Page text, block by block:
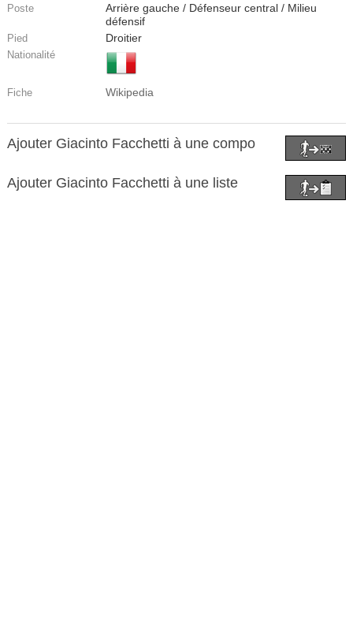
Poste
Arrière gauche / Défenseur central / Milieu
défensif
Pied Droitier
Nationalité
Fiche Wikipedia
Ajouter Giacinto Facchetti à une compo
Ajouter Giacinto Facchetti à une liste